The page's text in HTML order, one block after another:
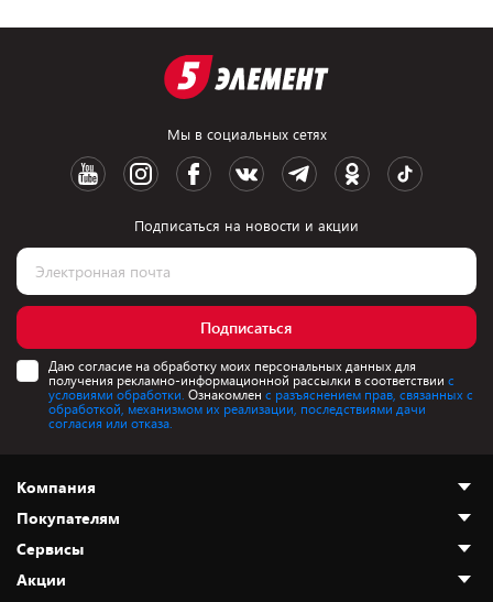
Мы в социальных сетях
Подписаться на новости и акции
Подписаться
Даю согласие на обработку моих персональных данных для
получения рекламно-информационной рассылки в соответствии с
условиями обработки. Ознакомлен с разъяснением прав, связанных с
обработкой, механизмом их реализации, последствиями дачи
согласия или отказа.
Компания
О нас
Адреса магазинов
Новости
Покупателям
Как сделать заказ
Оплата и доставка
Сервисы
Акции